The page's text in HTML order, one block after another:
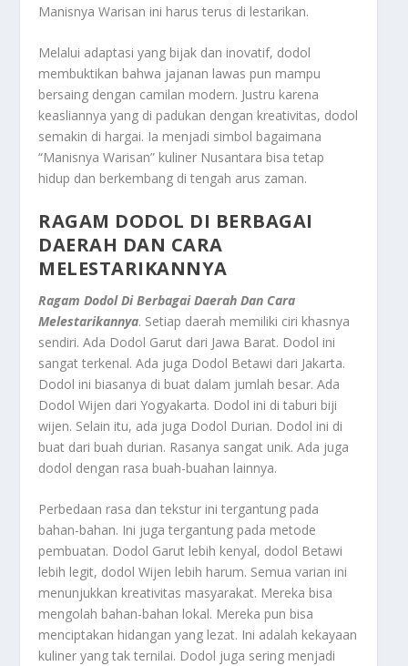
Manisnya Warisan ini harus terus di lestarikan.
Melalui adaptasi yang bijak dan inovatif, dodol
membuktikan bahwa jajanan lawas pun mampu
bersaing dengan camilan modern. Justru karena
keasliannya yang di padukan dengan kreativitas, dodol
semakin di hargai. Ia menjadi simbol bagaimana
“Manisnya Warisan” kuliner Nusantara bisa tetap
hidup dan berkembang di tengah arus zaman.
RAGAM DODOL DI BERBAGAI
DAERAH DAN CARA
MELESTARIKANNYA
Ragam Dodol Di Berbagai Daerah Dan Cara
Melestarikannya. Setiap daerah memiliki ciri khasnya
sendiri. Ada Dodol Garut dari Jawa Barat. Dodol ini
sangat terkenal. Ada juga Dodol Betawi dari Jakarta.
Dodol ini biasanya di buat dalam jumlah besar. Ada
Dodol Wijen dari Yogyakarta. Dodol ini di taburi biji
wijen. Selain itu, ada juga Dodol Durian. Dodol ini di
buat dari buah durian. Rasanya sangat unik. Ada juga
dodol dengan rasa buah-buahan lainnya.
Perbedaan rasa dan tekstur ini tergantung pada
bahan-bahan. Ini juga tergantung pada metode
pembuatan. Dodol Garut lebih kenyal, dodol Betawi
lebih legit, dodol Wijen lebih harum. Semua varian ini
menunjukkan kreativitas masyarakat. Mereka bisa
mengolah bahan-bahan lokal. Mereka pun bisa
menciptakan hidangan yang lezat. Ini adalah kekayaan
kuliner yang tak ternilai. Dodol juga sering menjadi